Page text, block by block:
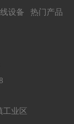
设备
热门产品
工业区